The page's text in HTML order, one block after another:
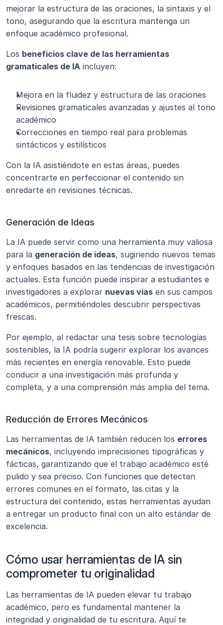
mejorar la estructura de las oraciones, la sintaxis y el
tono, asegurando que la escritura mantenga un
enfoque académico profesional.
Los beneficios clave de las herramientas
gramaticales de IA incluyen:
Mejora en la fluidez y estructura de las oraciones
Revisiones gramaticales avanzadas y ajustes al tono
académico
Correcciones en tiempo real para problemas
sintácticos y estilísticos
Con la IA asistiéndote en estas áreas, puedes
concentrarte en perfeccionar el contenido sin
enredarte en revisiones técnicas.
Generación de Ideas
La IA puede servir como una herramienta muy valiosa
para la generación de ideas, sugiriendo nuevos temas
y enfoques basados en las tendencias de investigación
actuales. Esta función puede inspirar a estudiantes e
investigadores a explorar nuevas vías en sus campos
académicos, permitiéndoles descubrir perspectivas
frescas.
Por ejemplo, al redactar una tesis sobre tecnologías
sostenibles, la IA podría sugerir explorar los avances
más recientes en energía renovable. Esto puede
conducir a una investigación más profunda y
completa, y a una comprensión más amplia del tema.
Reducción de Errores Mecánicos
Las herramientas de IA también reducen los errores
mecánicos, incluyendo imprecisiones tipográficas y
fácticas, garantizando que el trabajo académico esté
pulido y sea preciso. Con funciones que detectan
errores comunes en el formato, las citas y la
estructura del contenido, estas herramientas ayudan
a entregar un producto final con un alto estándar de
excelencia.
Cómo usar herramientas de IA sin
comprometer tu originalidad
Las herramientas de IA pueden elevar tu trabajo
académico, pero es fundamental mantener la
integridad y originalidad de tu escritura. Aquí te